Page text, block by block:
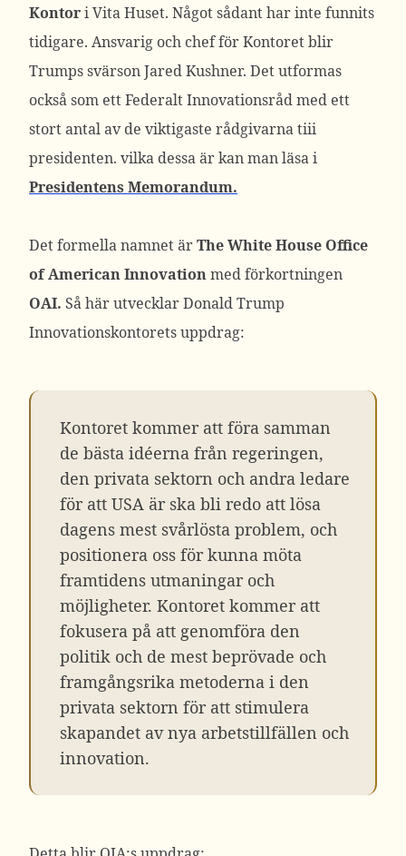
Kontori Vita Huset. Något sådant har inte funnits
tidigare. Ansvarig och chef för Kontoret blir
Trumps svärson Jared Kushner. Det utformas
också som ett Federalt Innovationsråd med ett
stort antal av de viktigaste rådgivarna tiii
presidenten. vilka dessa är kan man läsa i
Presidentens Memorandum.
Det formella namnet ärThe White House Office
of American Innovationmed förkortningen
OAI. Så här utvecklar Donald Trump
Innovationskontorets uppdrag:
Kontoret kommer att föra samman
de bästa idéerna från regeringen,
den privata sektorn och andra ledare
för att USA är ska bli redo att lösa
dagens mest svårlösta problem, och
positionera oss för kunna möta
framtidens utmaningar och
möjligheter. Kontoret kommer att
fokusera på att genomföra den
politik och de mest beprövade och
framgångsrika metoderna i den
privata sektorn för att stimulera
skapandet av nya arbetstillfällen och
innovation.